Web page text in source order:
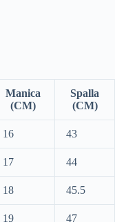
Manica
(CM)
Spalla
(CM)
16 43
17 44
18 45.5
19 47